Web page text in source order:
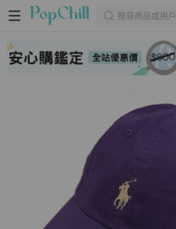
搜尋商品或用戶